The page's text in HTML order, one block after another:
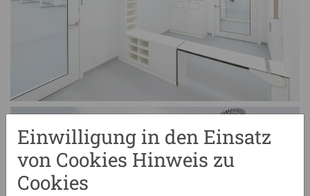
Einwilligung in den Einsatz
von Cookies Hinweis zu
Cookies